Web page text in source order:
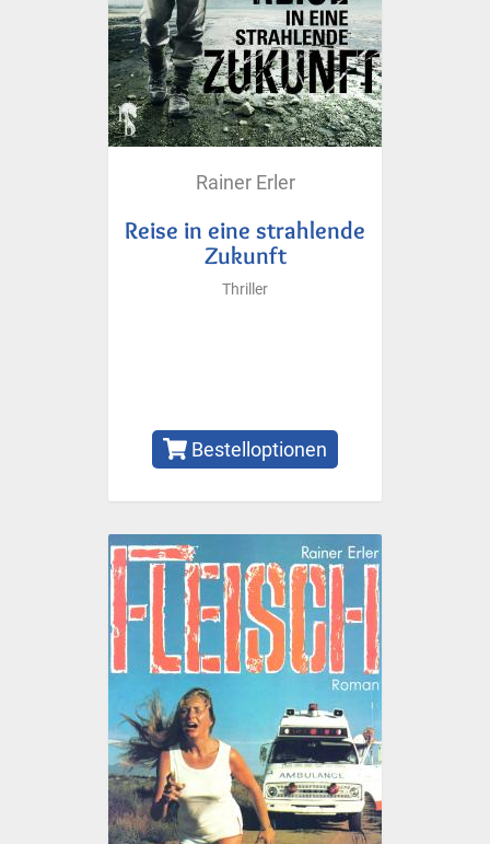
Rainer Erler
Reise in eine strahlende
Zukunft
Thriller
Bestelloptionen